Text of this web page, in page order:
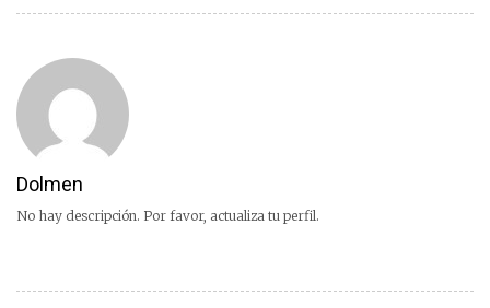
Dolmen
No hay descripción. Por favor, actualiza tu perfil.